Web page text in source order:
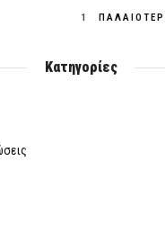
1
Κατηγορίες